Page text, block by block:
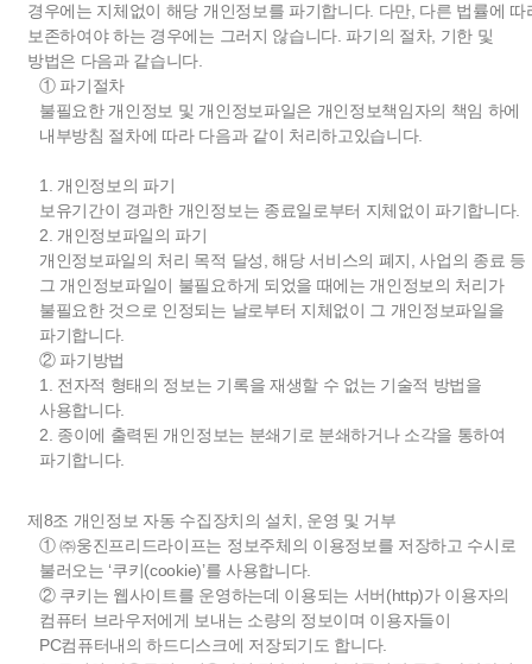
경우에는 지체없이 해당 개인정보를 파기합니다. 다만, 다른 법률에 따
보존하여야 하는 경우에는 그러지 않습니다. 파기의 절차, 기한 및
방법은 다음과 같습니다.
① 파기절차
불필요한 개인정보 및 개인정보파일은 개인정보책임자의 책임 하에
내부방침 절차에 따라 다음과 같이 처리하고있습니다.
1. 개인정보의 파기
보유기간이 경과한 개인정보는 종료일로부터 지체없이 파기합니다.
2. 개인정보파일의 파기
개인정보파일의 처리 목적 달성, 해당 서비스의 폐지, 사업의 종료 등
그 개인정보파일이 불필요하게 되었을 때에는 개인정보의 처리가
불필요한 것으로 인정되는 날로부터 지체없이 그 개인정보파일을
파기합니다.
② 파기방법
1. 전자적 형태의 정보는 기록을 재생할 수 없는 기술적 방법을
사용합니다.
2. 종이에 출력된 개인정보는 분쇄기로 분쇄하거나 소각을 통하여
파기합니다.
제8조 개인정보 자동 수집장치의 설치, 운영 및 거부
① ㈜웅진프리드라이프는 정보주체의 이용정보를 저장하고 수시로
불러오는 ‘쿠키(cookie)’를 사용합니다.
② 쿠키는 웹사이트를 운영하는데 이용되는 서버(http)가 이용자의
컴퓨터 브라우저에게 보내는 소량의 정보이며 이용자들이
PC컴퓨터내의 하드디스크에 저장되기도 합니다.